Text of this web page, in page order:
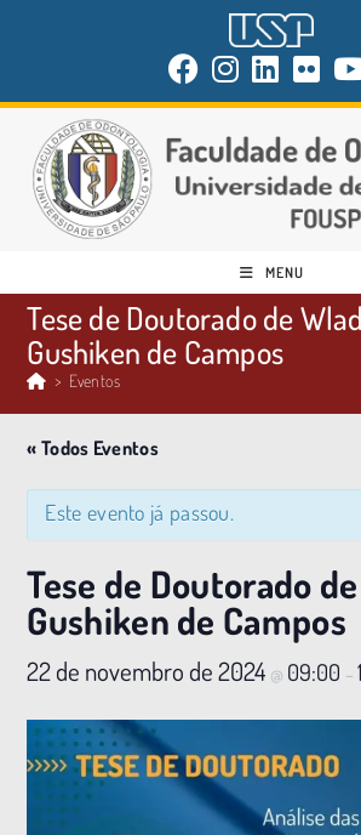
MENU
Tese de Doutorado de
Gushiken de Campos
> Eventos
« Todos Eventos
Este evento já passou.
Tese de Doutorado
Gushiken de Campos
22 de novembro de 2024 @ 09:00 –